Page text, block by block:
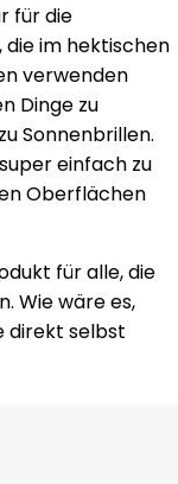
für die
im hektischen
verwenden
Dinge zu
Sonnenbrillen.
einfach zu
Oberflächen
für alle, die
Wie wäre es,
direkt selbst